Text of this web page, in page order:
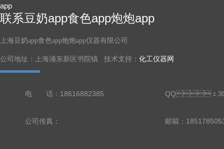
app
联系豆奶app食色app炮炮app
上海豆奶app食色app炮炮app仪器有限公司
公司地址：上海浦东新区书院镇 技术支持： 化工仪器网
电 话：18616882385 QQ：
公司传真： 邮箱：